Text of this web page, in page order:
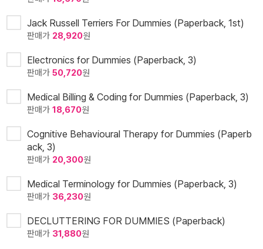
Jack Russell Terriers For Dummies (Paperback, 1st)
판매가 28,920원
Electronics for Dummies (Paperback, 3)
판매가 50,720원
Medical Billing & Coding for Dummies (Paperback, 3)
판매가 18,670원
Cognitive Behavioural Therapy for Dummies (Paperb
ack, 3)
판매가 20,300원
Medical Terminology for Dummies (Paperback, 3)
판매가 36,230원
DECLUTTERING FOR DUMMIES (Paperback)
판매가 31,880원